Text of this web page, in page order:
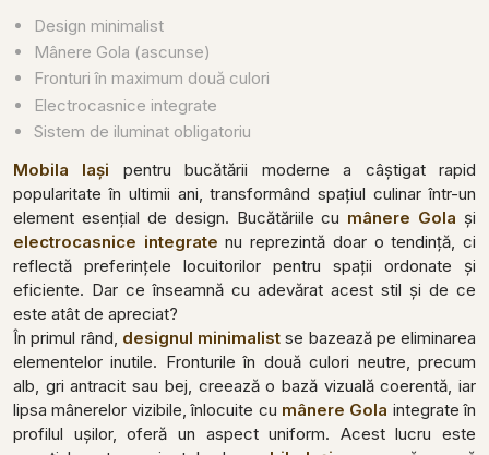
Design minimalist
Mânere Gola (ascunse)
Fronturi în maximum două culori
Electrocasnice integrate
Sistem de iluminat obligatoriu
Mobila Iași pentru bucătării moderne a câștigat rapid
popularitate în ultimii ani, transformând spațiul culinar într-un
element esențial de design. Bucătăriile cu mânere Gola și
electrocasnice integrate nu reprezintă doar o tendință, ci
reflectă preferințele locuitorilor pentru spații ordonate și
eficiente. Dar ce înseamnă cu adevărat acest stil și de ce
este atât de apreciat?
În primul rând, designul minimalist se bazează pe eliminarea
elementelor inutile. Fronturile în două culori neutre, precum
alb, gri antracit sau bej, creează o bază vizuală coerentă, iar
lipsa mânerelor vizibile, înlocuite cu mânere Gola integrate în
profilul ușilor, oferă un aspect uniform. Acest lucru este